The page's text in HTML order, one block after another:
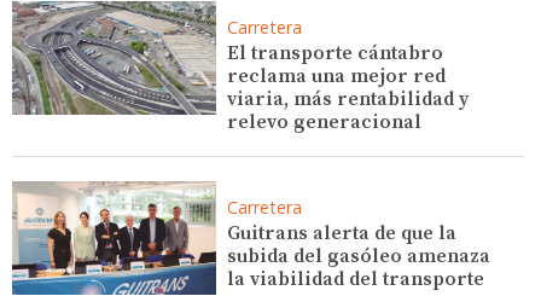
Carretera
El transporte cántabro
reclama una mejor red
viaria, más rentabilidad y
relevo generacional
Carretera
Guitrans alerta de que la
subida del gasóleo amenaza
la viabilidad del transporte